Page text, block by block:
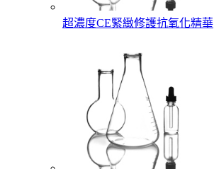
超濃度CE緊緻修護抗氧化精華